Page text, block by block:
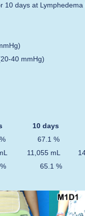
days at Lymphedema
40 mmHg)
109.3 % 67.1
11,055 mL
43.2 % 65.1